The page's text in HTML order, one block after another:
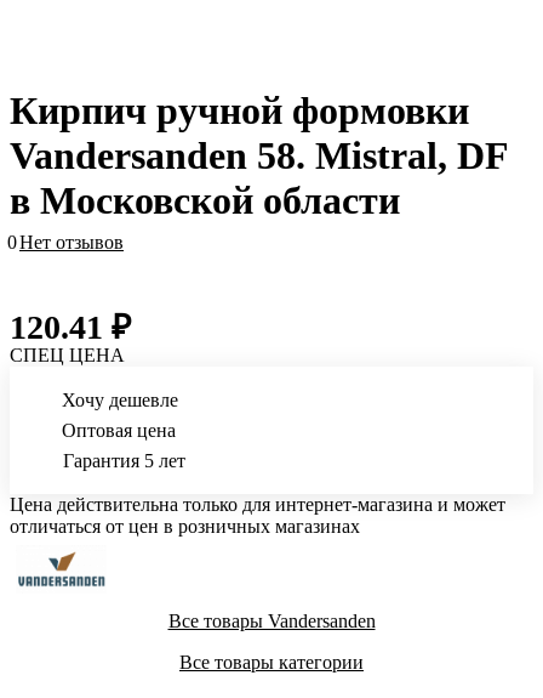
Кирпич ручной формовки
Vandersanden 58. Mistral, DF
в Московской области
0Нет отзывов
120.41 ₽
СПЕЦ ЦЕНА
Хочу дешевле
Оптовая цена
Гарантия 5 лет
Цена действительна только для интернет-магазина и может
отличаться от цен в розничных магазинах
Все товары Vandersanden
Все товары категории